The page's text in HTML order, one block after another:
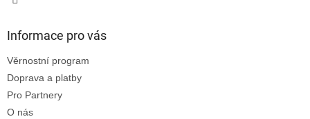
Informace pro vás
Věrnostní program
Doprava a platby
Pro Partnery
O nás